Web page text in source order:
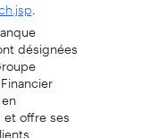
désignées
offre ses